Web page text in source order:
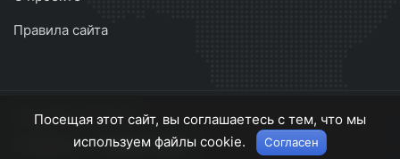
Правила сайта
what3d.ru © 2026
О проекте
Правила сайта
Посещая этот сайт, вы соглашаетесь с тем, что мы
используем файлы cookie.
Согласен